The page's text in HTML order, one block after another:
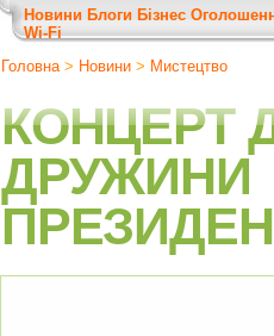
Новини Блоги Бізнес
Wi-Fi
Головна> Новини > Мистецтво
КОНЦЕРТ
ДРУЖИНИ